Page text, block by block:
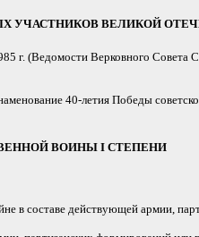
ВЕЛИКОЙ
г. (Ведомости Верковного Совета
40-летия Победы
ВОИНЫ I СТЕПЕНИ
составе действующей армии,